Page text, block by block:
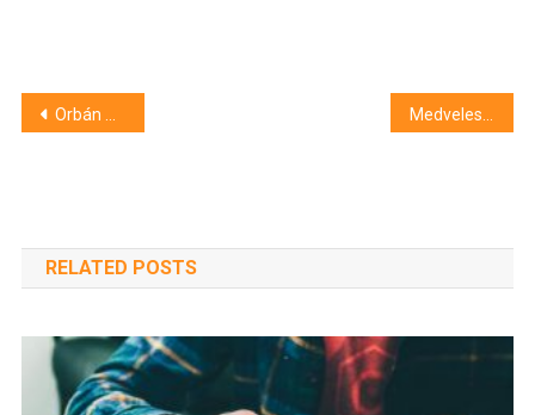
Bejegyzés
Orbán Viktor: el fogjuk érni az egymillió forintos átlagfizetést Medvelesre várják hétvégén az érdeklődőket a Szegedi Vadasparkban
RELATED POSTS